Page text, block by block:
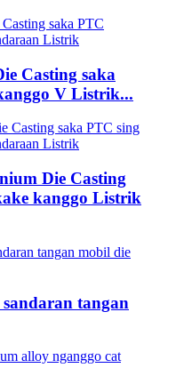
Casting saka
V Listrik...
Die Casting
kanggo Listrik
tangan